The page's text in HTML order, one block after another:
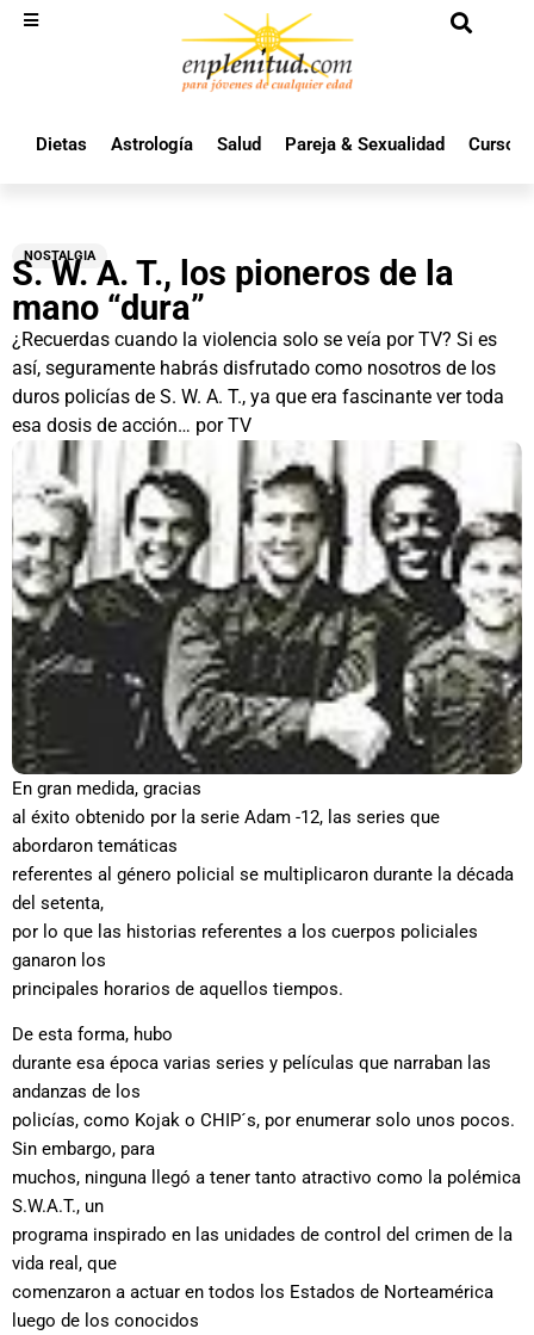
Dietas Astrología Salud Pareja & Sexualidad Cursos
NOSTALGIA
S. W. A. T., los pioneros de la
mano “dura”
¿Recuerdas cuando la violencia solo se veía por TV? Si es
así, seguramente habrás disfrutado como nosotros de los
duros policías de S. W. A. T., ya que era fascinante ver toda
esa dosis de acción… por TV
En gran medida, gracias
al éxito obtenido por la serie Adam -12, las series que
abordaron temáticas
referentes al género policial se multiplicaron durante la década
del setenta,
por lo que las historias referentes a los cuerpos policiales
ganaron los
principales horarios de aquellos tiempos.
De esta forma, hubo
durante esa época varias series y películas que narraban las
andanzas de los
policías, como Kojak o CHIP´s, por enumerar solo unos pocos.
Sin embargo, para
muchos, ninguna llegó a tener tanto atractivo como la polémica
S.W.A.T., un
programa inspirado en las unidades de control del crimen de la
vida real, que
comenzaron a actuar en todos los Estados de Norteamérica
luego de los conocidos